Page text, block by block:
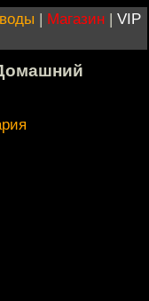
| Магазин | VIP